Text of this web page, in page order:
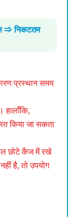
⇒ निकटतम
प्रस्थान समय
हालाँकि,
किया जा सकता
छोटे कैज में रखे
है, तो उपयोग